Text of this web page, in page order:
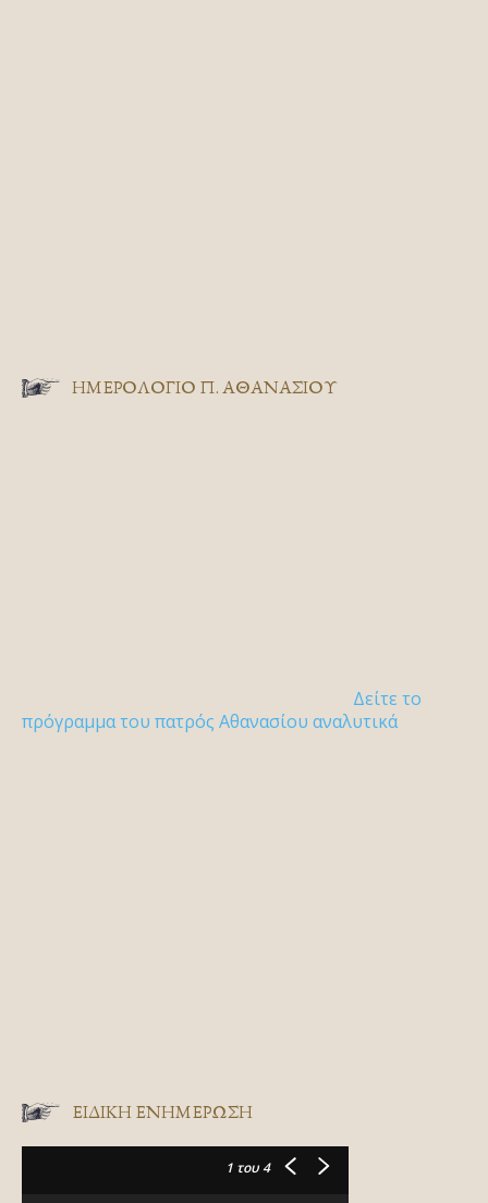
ΗΜΕΡΟΛΟΓΙΟ Π. ΑΘΑΝΑΣΙΟΥ
Δείτε το
πρόγραμμα του πατρός Αθανασίου αναλυτικά
ΕΙΔΙΚΉ ΕΝΗΜΈΡΩΣΗ
1 του 4